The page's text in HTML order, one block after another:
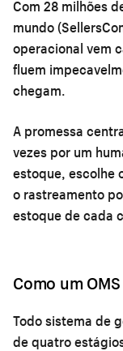
Com 28 milhões
mundo
operacional vem
fluem
chegam.
A promessa
vezes por um
estoque, escolhe
o rastreamento
estoque de cada
Como um
Todo sistema de
de quatro